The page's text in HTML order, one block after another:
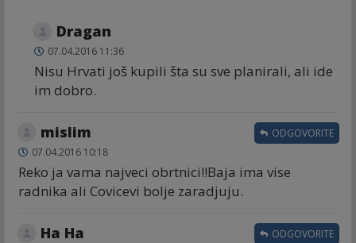
Dragan
07.04.2016 11:36
Nisu Hrvati još kupili šta su sve planirali, ali ide
im dobro.
mislim
07.04.2016 10:18
Reko ja vama najveci obrtnici!!Baja ima vise
radnika ali Covicevi bolje zaradjuju.
ODGOVORITE
Ha Ha ODGOVORITE